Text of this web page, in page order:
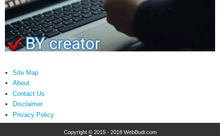
Site Map
About
Contact Us
Disclaimer
Privacy Policy
Copyright © 2015 - 2018 WebBudi.com